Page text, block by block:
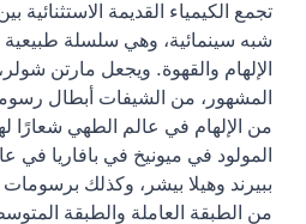
تجمع الكيمياء القديمة
شبه سينمائية، وهي سلسلة
الإلهام والقهوة. ويجعل مارتن
المشهور، من الشيفات أبطال
من الإلهام في عالم الطهي شعارًا
ببيرند وهيلا بيشر، وكذلك
من الطبقة العاملة والطبقة